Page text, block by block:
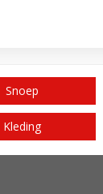
Snoep
Kleding